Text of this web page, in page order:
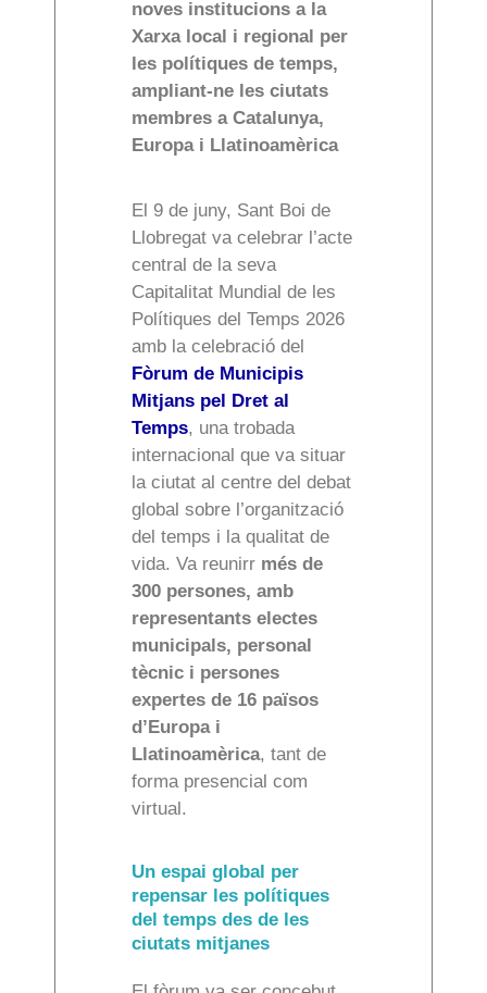
noves institucions a la
Xarxa local i regional per
les polítiques de temps,
ampliant-ne les ciutats
membres a Catalunya,
Europa i Llatinoamèrica
El 9 de juny, Sant Boi de
Llobregat va celebrar l’acte
central de la seva
Capitalitat Mundial de les
Polítiques del Temps 2026
amb la celebració del
Fòrum de Municipis
Mitjans pel Dret al
Temps, una trobada
internacional que va situar
la ciutat al centre del debat
global sobre l’organització
del temps i la qualitat de
vida. Va reunirr més de
300 persones, amb
representants electes
municipals, personal
tècnic i persones
expertes de 16 països
d’Europa i
Llatinoamèrica, tant de
forma presencial com
virtual.
Un espai global per
repensar les polítiques
del temps des de les
ciutats mitjanes